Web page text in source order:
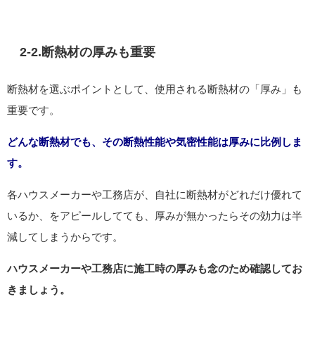
2-2.断熱材の厚みも重要
断熱材を選ぶポイントとして、使用される断熱材の「厚み」も
重要です。
どんな断熱材でも、その断熱性能や気密性能は厚みに比例しま
す。
各ハウスメーカーや工務店が、自社に断熱材がどれだけ優れて
いるか、をアピールしてても、厚みが無かったらその効力は半
減してしまうからです。
ハウスメーカーや工務店に施工時の厚みも念のため確認してお
きましょう。